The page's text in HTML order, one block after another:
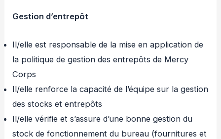
Gestion d’entrepôt
Il/elle est responsable de la mise en application de
la politique de gestion des entrepôts de Mercy
Corps
Il/elle renforce la capacité de l’équipe sur la gestion
des stocks et entrepôts
Il/elle vérifie et s’assure d’une bonne gestion du
stock de fonctionnement du bureau (fournitures et